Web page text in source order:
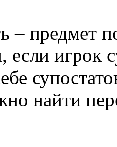
– предмет
если игрок
найти